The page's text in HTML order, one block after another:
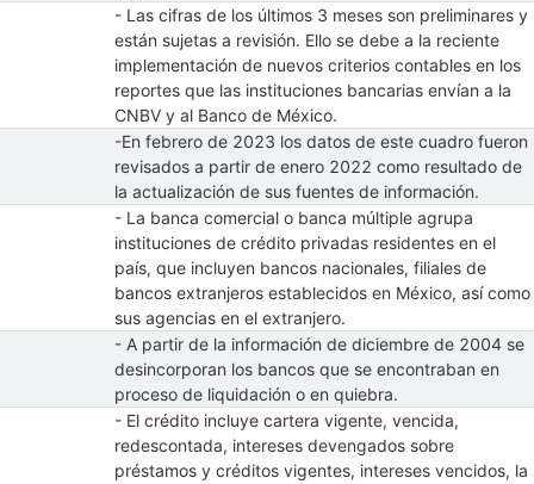
- Las cifras de los últimos 3 meses son preliminares y
están sujetas a revisión. Ello se debe a la reciente
implementación de nuevos criterios contables en los
reportes que las instituciones bancarias envían a la
CNBV y al Banco de México.
-En febrero de 2023 los datos de este cuadro fueron
revisados a partir de enero 2022 como resultado de
la actualización de sus fuentes de información.
- La banca comercial o banca múltiple agrupa
instituciones de crédito privadas residentes en el
país, que incluyen bancos nacionales, filiales de
bancos extranjeros establecidos en México, así como
sus agencias en el extranjero.
- A partir de la información de diciembre de 2004 se
desincorporan los bancos que se encontraban en
proceso de liquidación o en quiebra.
- El crédito incluye cartera vigente, vencida,
redescontada, intereses devengados sobre
préstamos y créditos vigentes, intereses vencidos, la